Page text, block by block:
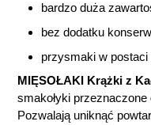
bardzo duża
bez dodatku
przysmaki w
MIĘSOŁAKI Krążki z
smakołyki przeznaczone
Pozwalają uniknąć